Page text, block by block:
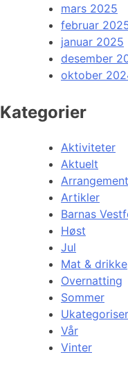
mars 2025
februar
januar 2025
desember
oktober
Kategorier
Aktiviteter
Aktuelt
Artikler
Barnas
Høst
Jul
Mat & drikke
Overnatting
Sommer
Vår
Vinter